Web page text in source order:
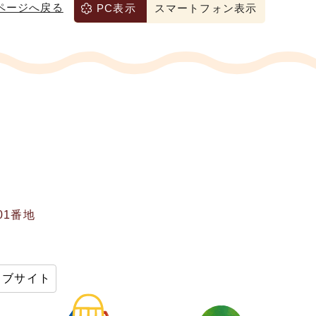
ージへ戻る PC表示 スマートフォン表示
番地
サイト